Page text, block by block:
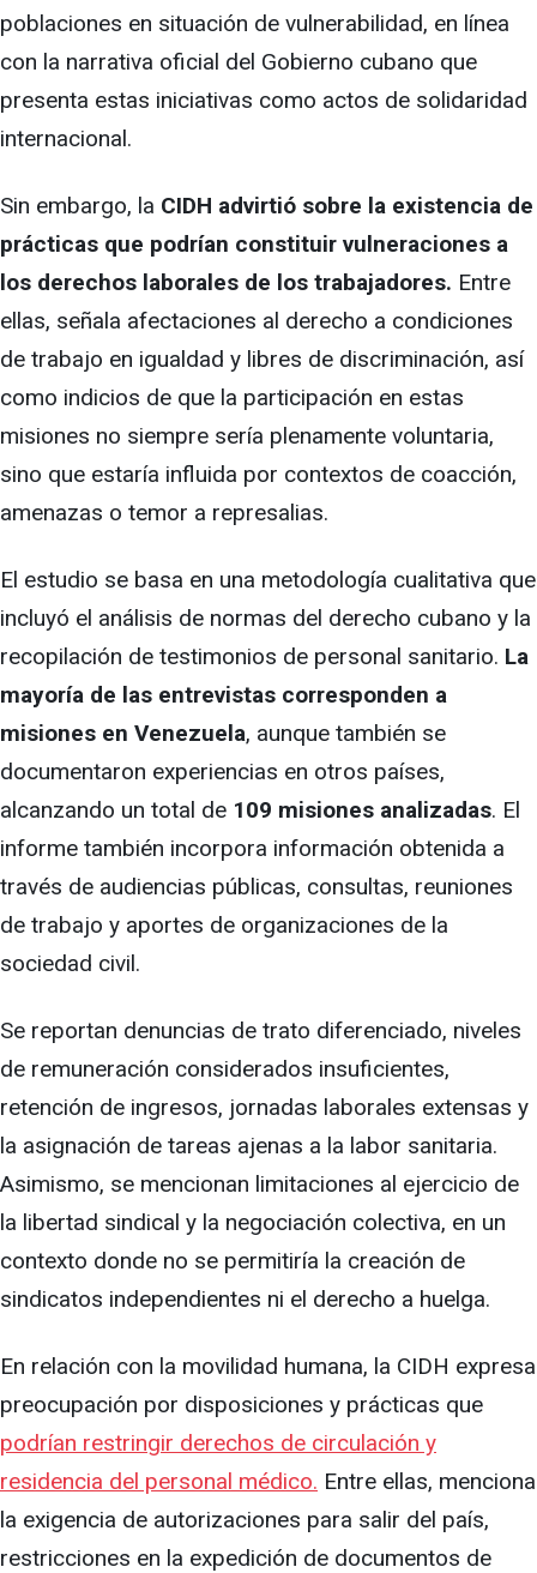
poblaciones en situación de vulnerabilidad, en línea
con la narrativa oficial del Gobierno cubano que
presenta estas iniciativas como actos de solidaridad
internacional.
Sin embargo, la CIDH advirtió sobre la existencia de
prácticas que podrían constituir vulneraciones a
los derechos laborales de los trabajadores. Entre
ellas, señala afectaciones al derecho a condiciones
de trabajo en igualdad y libres de discriminación, así
como indicios de que la participación en estas
misiones no siempre sería plenamente voluntaria,
sino que estaría influida por contextos de coacción,
amenazas o temor a represalias.
El estudio se basa en una metodología cualitativa que
incluyó el análisis de normas del derecho cubano y la
recopilación de testimonios de personal sanitario. La
mayoría de las entrevistas corresponden a
misiones en Venezuela, aunque también se
documentaron experiencias en otros países,
alcanzando un total de 109 misiones analizadas. El
informe también incorpora información obtenida a
través de audiencias públicas, consultas, reuniones
de trabajo y aportes de organizaciones de la
sociedad civil.
Se reportan denuncias de trato diferenciado, niveles
de remuneración considerados insuficientes,
retención de ingresos, jornadas laborales extensas y
la asignación de tareas ajenas a la labor sanitaria.
Asimismo, se mencionan limitaciones al ejercicio de
la libertad sindical y la negociación colectiva, en un
contexto donde no se permitiría la creación de
sindicatos independientes ni el derecho a huelga.
En relación con la movilidad humana, la CIDH expresa
preocupación por disposiciones y prácticas que
podrían restringir derechos de circulación y
residencia del personal médico. Entre ellas, menciona
la exigencia de autorizaciones para salir del país,
restricciones en la expedición de documentos de